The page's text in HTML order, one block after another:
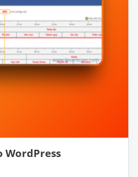
WordPress